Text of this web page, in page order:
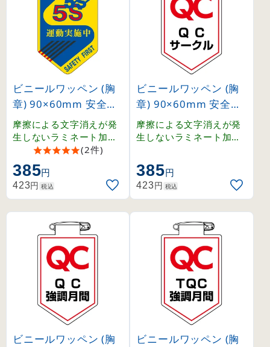
ビニールワッペン (胸
章) 90×60mm 安全ピ
ン式 5S 運動実施中 (1
26029)
摩擦による文字消えが発
生しないラミネート加工
済みワッペン。(2件)
385円
423円 税込
ビニールワッペン (胸
章) 90×60mm 安全ピ
ン式 QCサークル (126
036)
摩擦による文字消えが発
生しないラミネート加工
385円
423円 税込
ビニールワッペン (胸
ビニールワッペン (胸